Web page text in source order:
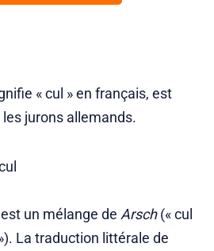
« cul » en français, est
jurons allemands.
un mélange de Arsch(« cul
La traduction littérale de